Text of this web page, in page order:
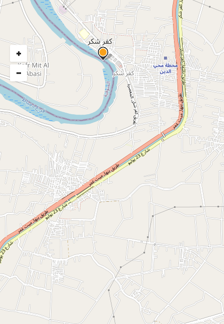
+
−
القليوبية
التصنيف
تطوير مدن
تاريخ التنفيذ
وصف المشروع
رصف وتطوير طريق كورنيش كفر شكر المرحلة الثانية بمحافظة القليوبية
بطول 450 متر، وتشمل أعمال التطوير على توسعة الطريق ليكون عرضه 14
متر وإنشاء رصيف للمشاة علي جانبي الطريق وإنشاء جزيرة وسطي،
بالإضافة إلي انشاء كورنيش، علاوة على عمل منظومة إنارة حديثة بطول
الشارع وتبلغ تكلفة الأعمال بالطريق 6 مليون جنيه